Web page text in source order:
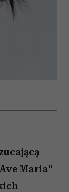
Maria”